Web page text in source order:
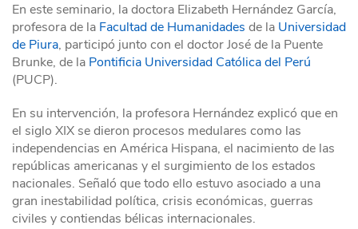
En este seminario, la doctora Elizabeth Hernández García,
profesora de la Facultad de Humanidades de la Universidad
de Piura, participó junto con el doctor José de la Puente
Brunke, de la Pontificia Universidad Católica del Perú
(PUCP).
En su intervención, la profesora Hernández explicó que en
el siglo XIX se dieron procesos medulares como las
independencias en América Hispana, el nacimiento de las
repúblicas americanas y el surgimiento de los estados
nacionales. Señaló que todo ello estuvo asociado a una
gran inestabilidad política, crisis económicas, guerras
civiles y contiendas bélicas internacionales.